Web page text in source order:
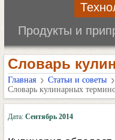
Продукты и
Словарь
Главная Статьи и советы
Словарь кулинарных
Дата: Сентябрь 2014